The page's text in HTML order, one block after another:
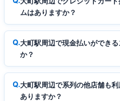
ムはありますか？
大町駅周辺で現金払いができ
か？
大町駅周辺で系列の他店舗も
ありますか？